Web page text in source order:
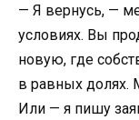
— Я вернусь, —
условиях. Вы
новую, где
в равных долях.
Или — я пишу